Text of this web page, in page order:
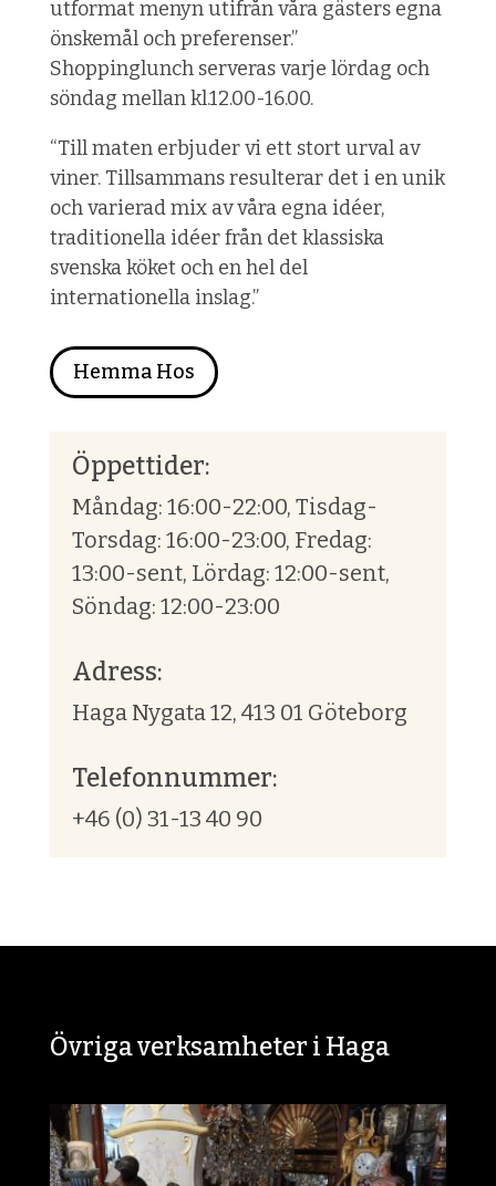
utformat menyn utifrån våra gästers egna
önskemål och preferenser.”
Shoppinglunch serveras varje lördag och
söndag mellan kl.12.00-16.00.
“Till maten erbjuder vi ett stort urval av
viner. Tillsammans resulterar det i en unik
och varierad mix av våra egna idéer,
traditionella idéer från det klassiska
svenska köket och en hel del
internationella inslag.”
Hemma Hos
Öppettider:
Måndag: 16:00-22:00, Tisdag-
Torsdag: 16:00-23:00, Fredag:
13:00-sent, Lördag: 12:00-sent,
Söndag: 12:00-23:00
Adress:
Haga Nygata 12, 413 01 Göteborg
Telefonnummer:
+46 (0) 31-13 40 90
Övriga verksamheter i Haga